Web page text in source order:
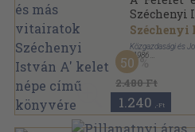
Széchenyi
című
Széchenyi
Közgazdasági és
1986
Fűzött kemény
A
sorozat
2.480 Ft
50
1.240 ,-Ft